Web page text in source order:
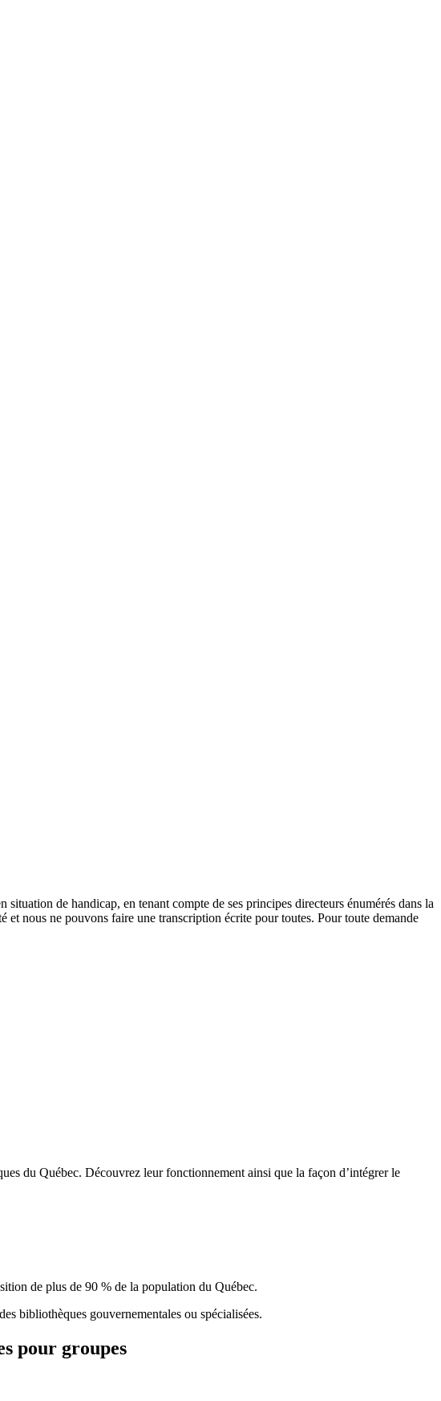
de handicap, en tenant compte de ses principes directeurs énumérés dans la
et nous ne pouvons faire une transcription écrite pour toutes. Pour toute demande
du Québec. Découvrez leur fonctionnement ainsi que la façon d’intégrer le
de plus de 90 % de la population du Québec.
bibliothèques gouvernementales ou spécialisées.
pour groupes